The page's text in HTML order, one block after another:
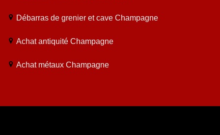
Débarras de grenier et cave Champagne
Achat antiquité Champagne
Achat métaux Champagne